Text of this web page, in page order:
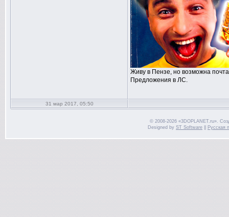
Живу в Пензе, но возможна
Предложения в ЛС.
31 мар 2017, 05:50
© 2008-2026 «3DOPLANET.ru».
Designed by ST Software Русская